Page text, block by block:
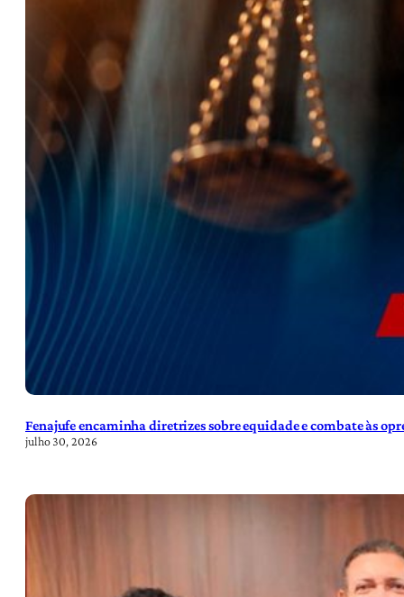
Fenajufe encaminha diretrizes sobre equidade e combate às
julho 30, 2026